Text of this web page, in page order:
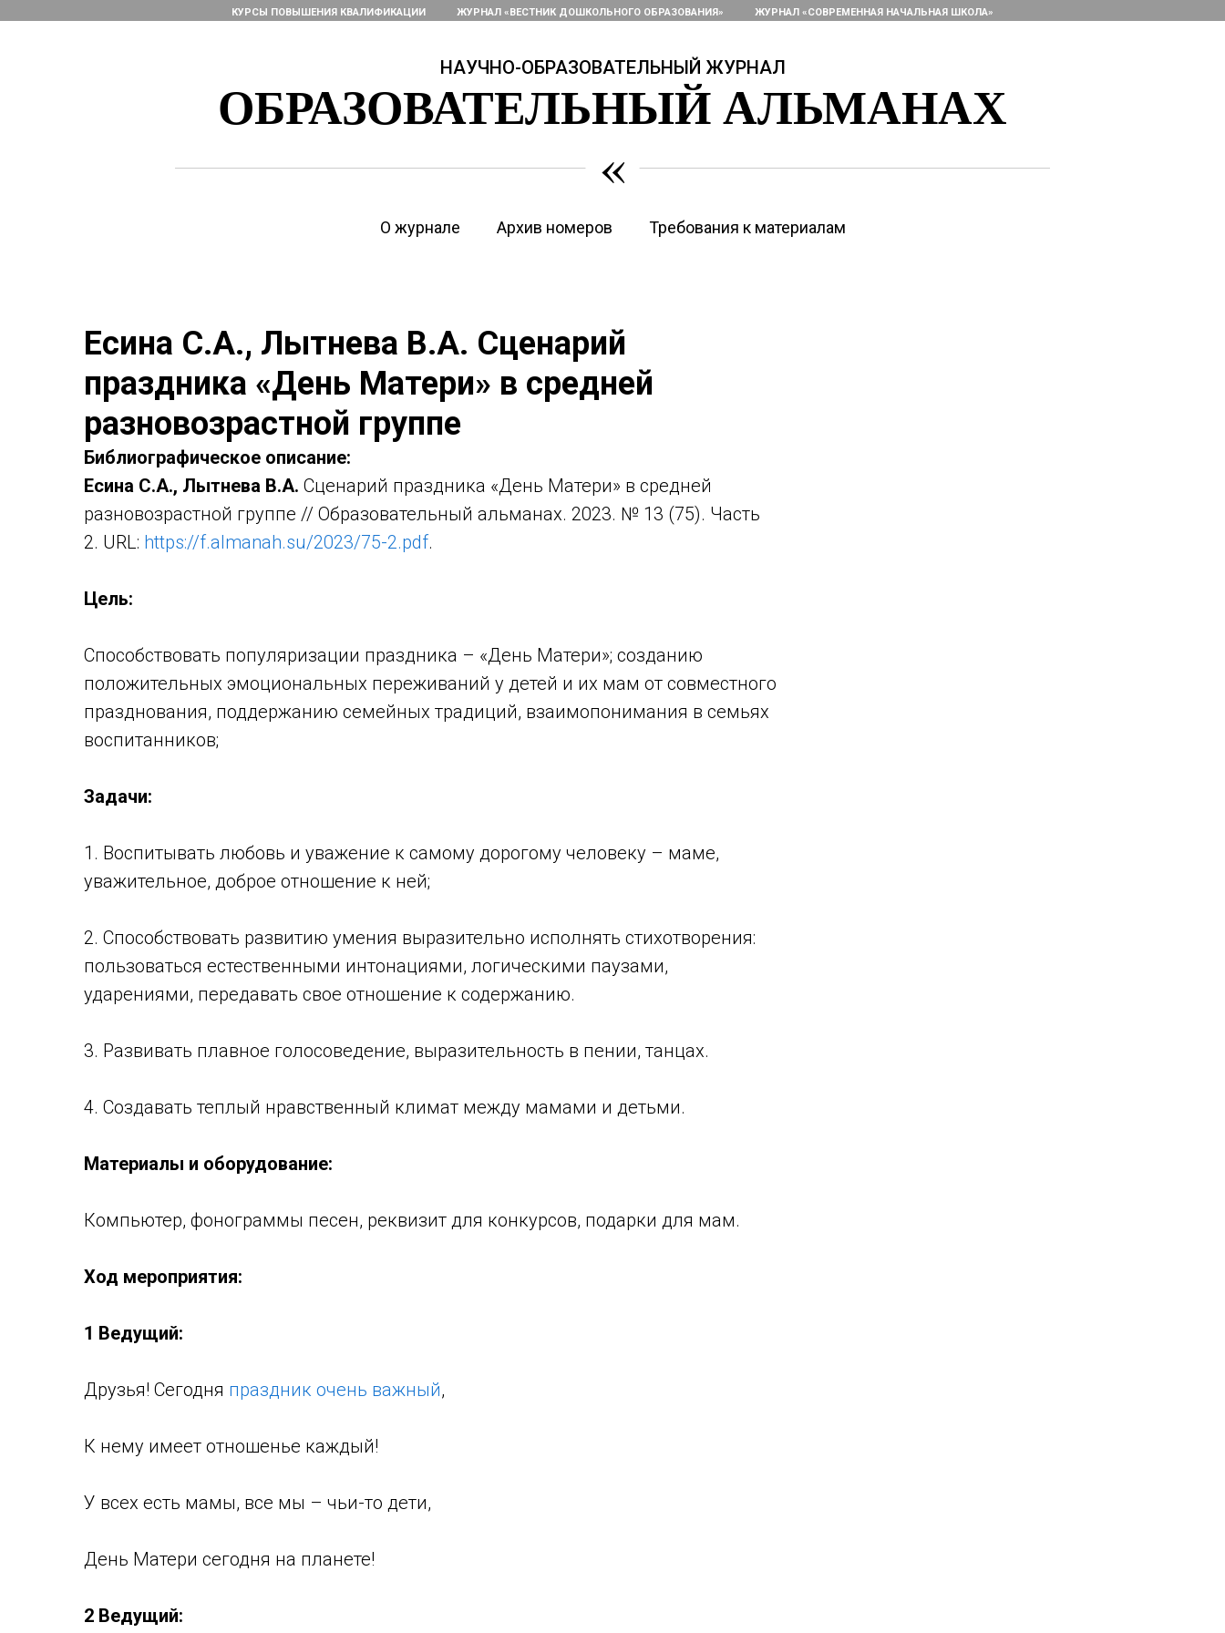
КУРСЫ ПОВЫШЕНИЯ КВАЛИФИКАЦИИ ЖУРНАЛ «ВЕСТНИК ДОШКОЛЬНОГО ОБРАЗОВАНИЯ» ЖУРНАЛ «СОВРЕМЕННАЯ НАЧАЛЬНАЯ ШКОЛА»
НАУЧНО-ОБРАЗОВАТЕЛЬНЫЙ ЖУРНАЛ
ОБРАЗОВАТЕЛЬНЫЙ АЛЬМАНАХ
«
О журнале Архив номеров Требования к материалам
Есина С.А., Лытнева В.А. Сценарий
праздника «День Матери» в средней
разновозрастной группе
Библиографическое описание:
Есина С.А., Лытнева В.А. Сценарий праздника «День Матери» в средней
разновозрастной группе // Образовательный альманах. 2023. № 13 (75). Часть
2. URL: https://f.almanah.su/2023/75-2.pdf.
Цель:
Способствовать популяризации праздника – «День Матери»; созданию
положительных эмоциональных переживаний у детей и их мам от совместного
празднования, поддержанию семейных традиций, взаимопонимания в семьях
воспитанников;
Задачи:
1. Воспитывать любовь и уважение к самому дорогому человеку – маме,
уважительное, доброе отношение к ней;
2. Способствовать развитию умения выразительно исполнять стихотворения:
пользоваться естественными интонациями, логическими паузами,
ударениями, передавать свое отношение к содержанию.
3. Развивать плавное голосоведение, выразительность в пении, танцах.
4. Создавать теплый нравственный климат между мамами и детьми.
Материалы и оборудование:
Компьютер, фонограммы песен, реквизит для конкурсов, подарки для мам.
Ход мероприятия:
1 Ведущий:
Друзья! Сегодня праздник очень важный,
К нему имеет отношенье каждый!
У всех есть мамы, все мы – чьи-то дети,
День Матери сегодня на планете!
2 Ведущий: